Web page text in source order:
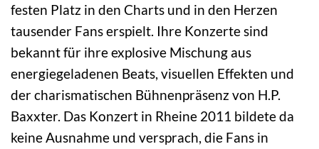
festen Platz in den Charts und in den Herzen
tausender Fans erspielt. Ihre Konzerte sind
bekannt für ihre explosive Mischung aus
energiegeladenen Beats, visuellen Effekten und
der charismatischen Bühnenpräsenz von H.P.
Baxxter. Das Konzert in Rheine 2011 bildete da
keine Ausnahme und versprach, die Fans in